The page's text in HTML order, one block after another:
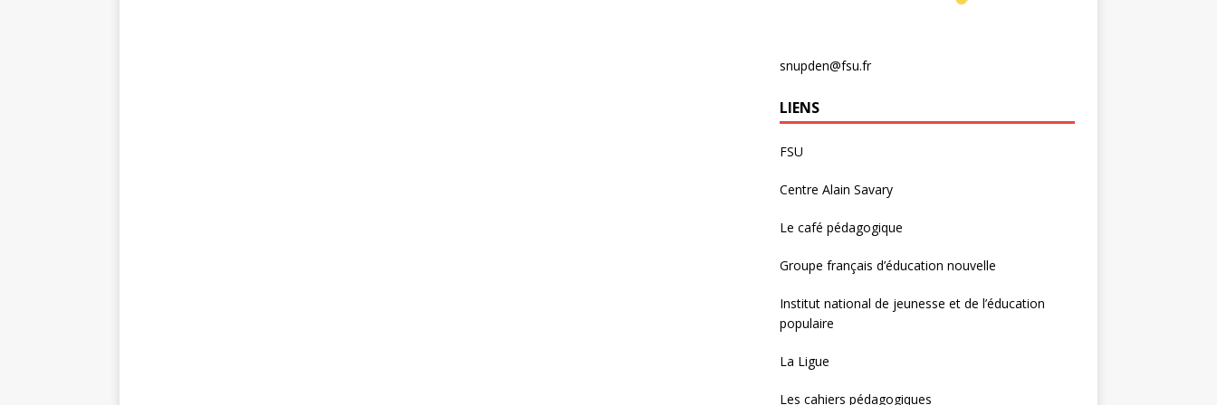
snupden@fsu.fr
LIENS
FSU
Centre Alain Savary
Le café pédagogique
Groupe français d’éducation nouvelle
Institut national de jeunesse et de l’éducation
populaire
La Ligue
Les cahiers pédagogiques